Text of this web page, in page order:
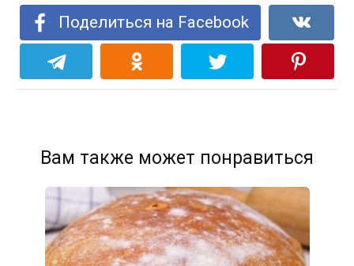
Поделиться на Facebook
Вам также может понравиться